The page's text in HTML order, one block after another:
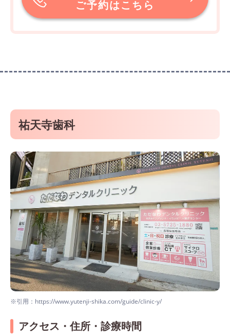
ご予約はこちら
祐天寺歯科
※引用：https://www.yutenji-shika.com/guide/clinic-y/
アクセス・住所・診療時間